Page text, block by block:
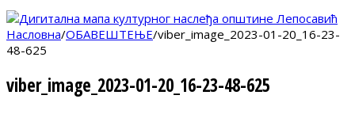
Насловна/ОБАВЕШТЕЊЕ/viber_image_2023-01-20_16-23-
48-625
viber_image_2023-01-20_16-23-48-625